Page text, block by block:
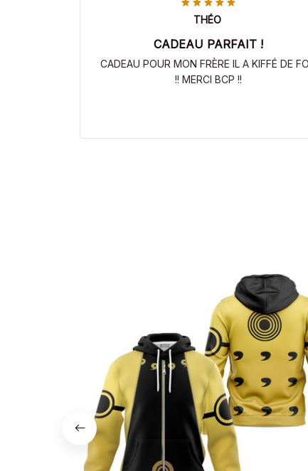
THÉO
CADEAU PARFAIT !
CADEAU POUR MON FRÈRE IL A KIFFÉ DE
!! MERCI BCP !!